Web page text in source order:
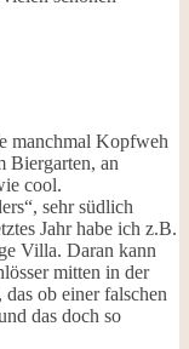
manchmal Kopfweh
Biergarten, an
cool.
sehr südlich
Jahr habe ich z.B.
Villa. Daran kann
mitten in der
ob einer falschen
das doch so